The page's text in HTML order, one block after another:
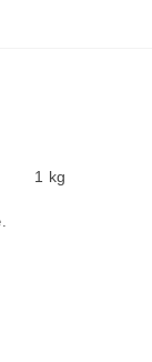
1 kg